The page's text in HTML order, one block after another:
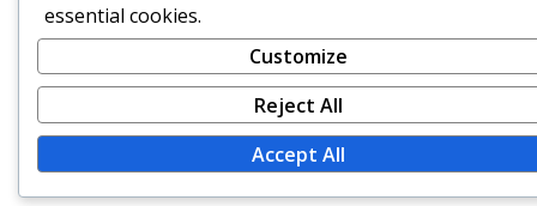
essential cookies.
Customize
Reject All
Accept All